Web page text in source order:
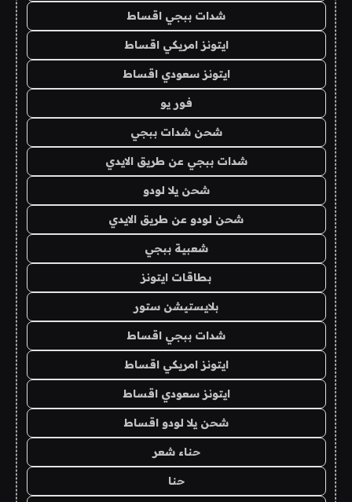
شدات ببجي اقساط
ايتونز امريكي اقساط
ايتونز سعودي اقساط
فور يو
شحن شدات ببجي
شدات ببجي عن طريق الايدي
شحن يلا لودو
شحن لودو عن طريق الايدي
شعبية ببجي
بطاقات ايتونز
بلايستيشن ستور
شدات ببجي اقساط
ايتونز امريكي اقساط
ايتونز سعودي اقساط
شحن يلا لودو اقساط
حناء شعر
حنا